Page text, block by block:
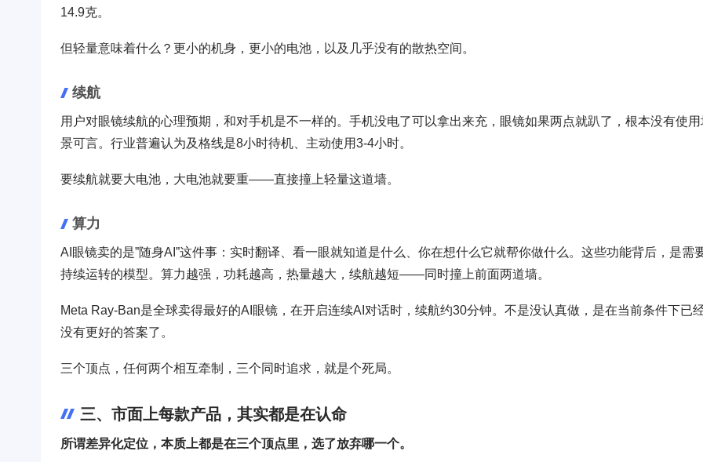
14.9克。
但轻量意味着什么？更小的机身，更小的电池，以及几乎没有的散热空间。
续航
用户对眼镜续航的心理预期，和对手机是不一样的。手机没电了可以拿出来充，眼镜如果两点就趴了，根本没有使用
景可言。行业普遍认为及格线是8小时待机、主动使用3-4小时。
要续航就要大电池，大电池就要重——直接撞上轻量这道墙。
算力
AI眼镜卖的是”随身AI”这件事：实时翻译、看一眼就知道是什么、你在想什么它就帮你做什么。这些功能背后，是需
持续运转的模型。算力越强，功耗越高，热量越大，续航越短——同时撞上前面两道墙。
Meta Ray-Ban是全球卖得最好的AI眼镜，在开启连续AI对话时，续航约30分钟。不是没认真做，是在当前条件下已
没有更好的答案了。
三个顶点，任何两个相互牵制，三个同时追求，就是个死局。
三、市面上每款产品，其实都是在认命
所谓差异化定位，本质上都是在三个顶点里，选了放弃哪一个。